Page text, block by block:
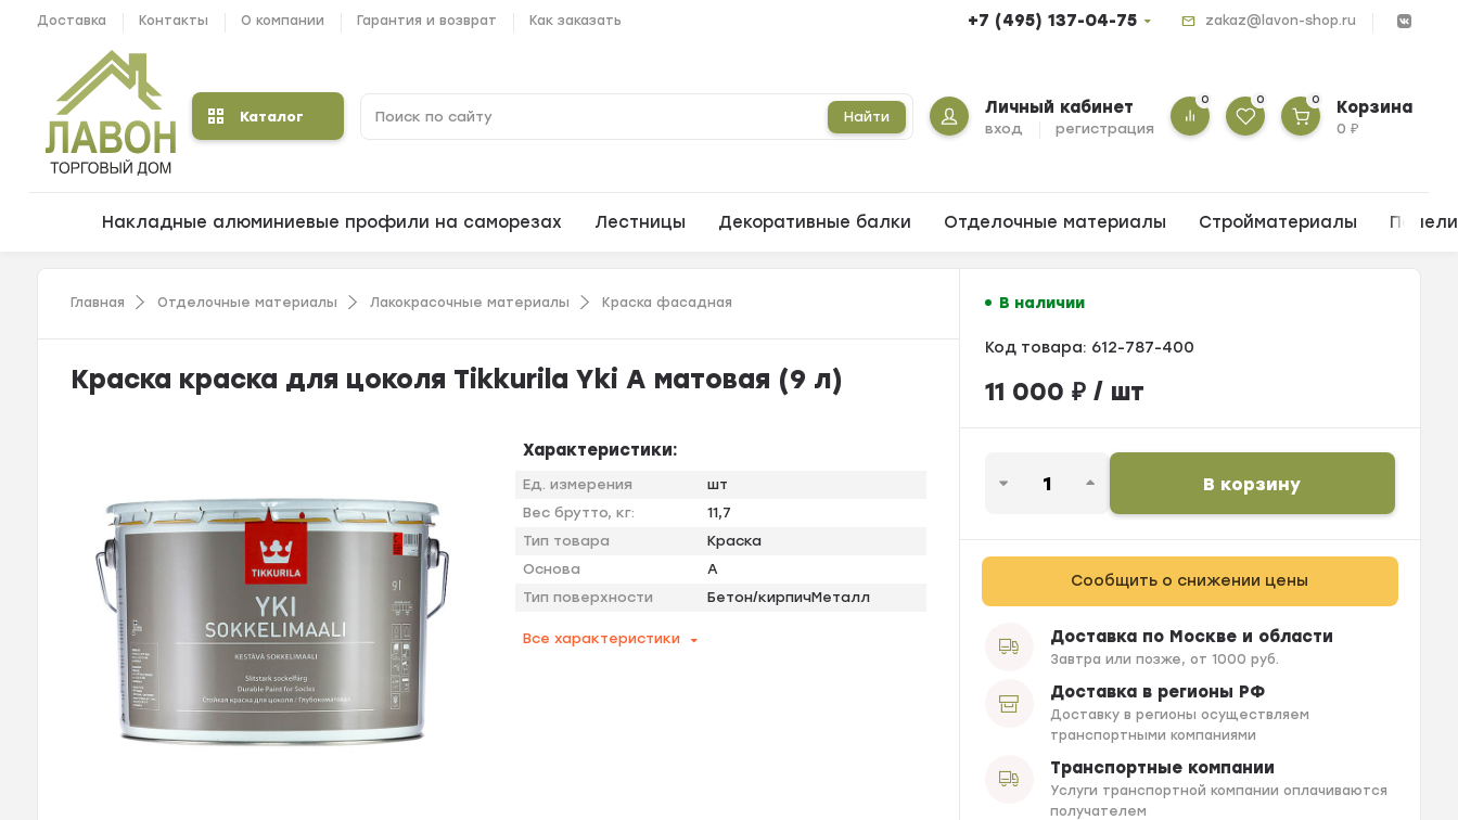
Доставка Контакты О компании Гарантия и возврат Как заказать +7 (495) 137-04-75 zakaz@lavon-shop.ru
Каталог Найти Личный кабинет
вход регистрация
0 0 0 Корзина
0₽
Накладные алюминиевые профили на саморезах Лестницы Декоративные балки Отделочные материалы Стройматериалы
Главная Отделочные материалы Лакокрасочные материалы Краска фасадная
Краска краска для цоколя Tikkurila Yki А матовая (9 л)
Характеристики:
Ед. измерения
шт
Вес брутто, кг:
11,7
Тип товара
Краска
Основа
A
Тип поверхности
Бетон/кирпичМеталл
Все характеристики
В наличии
Код товара: 612-787-400
11 000 ₽/ шт
В корзину
Сообщить о снижении цены
Доставка по Москве и области
Завтра или позже, от 1000 руб.
Доставка в регионы РФ
Доставку в регионы осуществляем
транспортными компаниями
Транспортные компании
Услуги транспортной компании оплачиваются
получателем